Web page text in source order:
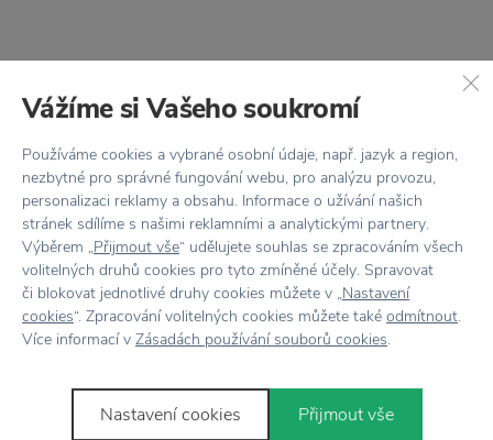
ALESSI
Nerezový lis na citróny
Valerio
1 590 Kč
Dřevěný lis na citróny
Lemon Squeezer
530 Kč
−35 %
Vážíme si Vašeho soukromí
Používáme cookies a vybrané osobní údaje, např. jazyk a region,
nezbytné pro správné fungování webu, pro analýzu provozu,
personalizaci reklamy a obsahu. Informace o užívání našich
stránek sdílíme s našimi reklamními a analytickými partnery.
Výběrem „Přijmout vše“ udělujete souhlas se zpracováním všech
volitelných druhů cookies pro tyto zmíněné účely. Spravovat
či blokovat jednotlivé druhy cookies můžete v „Nastavení
cookies“. Zpracování volitelných cookies můžete také odmítnout.
Více informací v Zásadách používání souborů cookies.
Nastavení cookies Přijmout vše